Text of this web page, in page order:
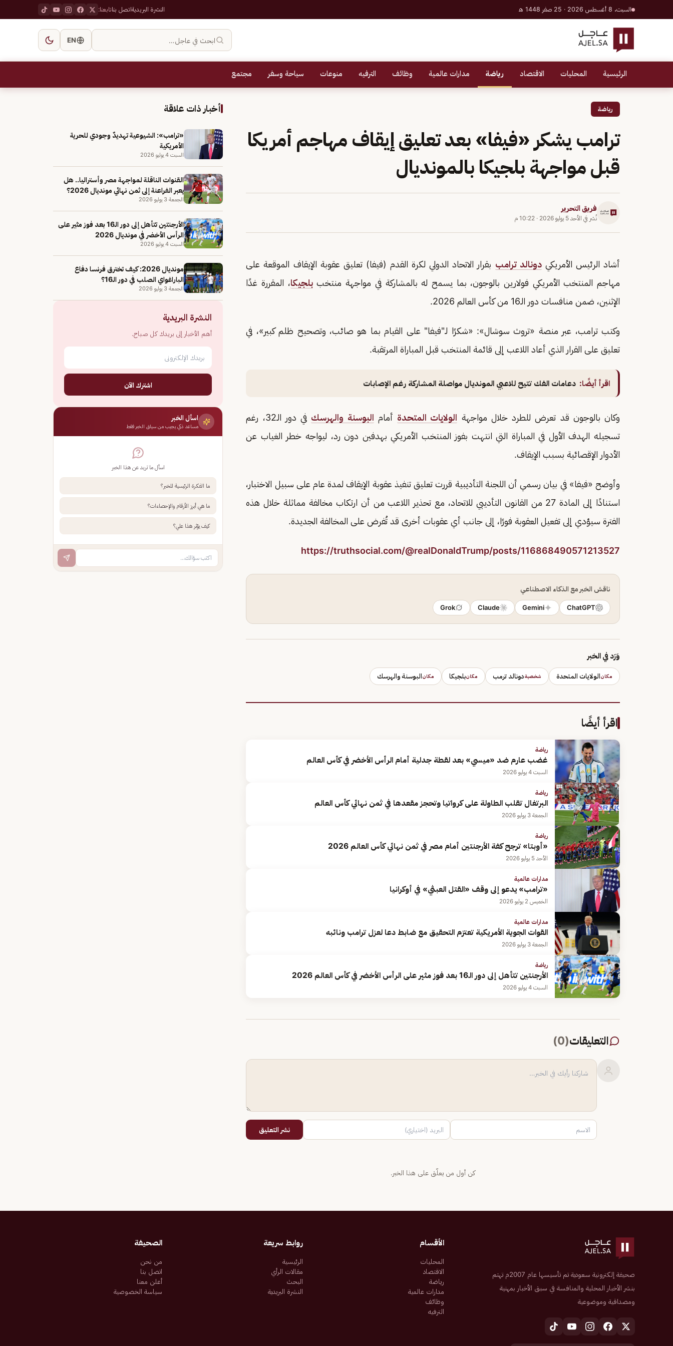
السبت، 8 أغسطس 2026 · 25 صفر 1448 هـ النشرة البريديةاتصل بناتابعنا:
ابحث في عاجل… EN
الرئيسية المحليات الاقتصاد رياضة مدارات عالمية وظائف الترفيه منوعات سياحة وسفر مجتمع
رياضة
ترامب يشكر «فيفا» بعد تعليق إيقاف مهاجم أمريكا
قبل مواجهة بلجيكا بالمونديال
فريق التحرير
نُشر في الأحد 5 يوليو 2026 · 10:22 م
أشاد الرئيس الأمريكيدونالد ترامب بقرار الاتحاد الدولي لكرة القدم (فيفا) تعليق عقوبة الإيقاف الموقعة على
مهاجم المنتخب الأمريكي فولارين بالوجون، بما يسمح له بالمشاركة في مواجهة منتخببلجيكا، المقررة غدًا
الإثنين، ضمن منافسات دور الـ16 من كأس العالم 2026.
وكتب ترامب، عبر منصة «تروث سوشال»: «شكرًا لـ"فيفا" على القيام بما هو صائب، وتصحيح ظلم كبير»، في
تعليق على القرار الذي أعاد اللاعب إلى قائمة المنتخب قبل المباراة المرتقبة.
اقرأ أيضًا: دعامات الفك تتيح للاعبي المونديال مواصلة المشاركة رغم الإصابات
وكان بالوجون قد تعرض للطرد خلال مواجهة الولايات المتحدة أمام البوسنة والهرسك
في دور الـ32، رغم
تسجيله الهدف الأول في المباراة التي انتهت بفوز المنتخب الأمريكي بهدفين دون رد، ليواجه خطر الغياب عن
الأدوار الإقصائية بسبب الإيقاف.
وأوضح «فيفا» في بيان رسمي أن اللجنة التأديبية قررت تعليق تنفيذ عقوبة الإيقاف لمدة عام على سبيل الاختبار،
استنادًا إلى المادة 27 من القانون التأديبي للاتحاد، مع تحذير اللاعب من أن ارتكاب مخالفة مماثلة خلال هذه
الفترة سيؤدي إلى تفعيل العقوبة فورًا، إلى جانب أي عقوبات أخرى قد تُفرض على المخالفة الجديدة.
https://truthsocial.com/@realDonaldTrump/posts/116868490571213527
ناقش الخبر مع الذكاء الاصطناعي
ChatGPT
Gemini
Claude
Grok
وَرَد في الخبر
مكانالولايات المتحدة شخصيةدونالد ترمب مكانبلجيكا مكانالبوسنة والهرسك
اقرأ أيضًا
رياضة
غضب عارم ضد «ميسي» بعد لقطة جدلية أمام الرأس الأخضر في كأس العالم
السبت 4 يوليو 2026
رياضة
البرتغال تقلب الطاولة على كرواتيا وتحجز مقعدها في ثمن نهائي كأس العالم
الجمعة 3 يوليو 2026
رياضة
«أوبتا» ترجح كفة الأرجنتين أمام مصر في ثمن نهائي كأس العالم 2026
الأحد 5 يوليو 2026
مدارات عالمية
«ترامب» يدعو إلى وقف «القتل العبثي» في أوكرانيا
الخميس 2 يوليو 2026
مدارات عالمية
القوات الجوية الأمريكية تعتزم التحقيق مع ضابط دعا لعزل ترامب ونائبه
الجمعة 3 يوليو 2026
رياضة
الأرجنتين تتأهل إلى دور الـ16 بعد فوز مثير على الرأس الأخضر في كأس العالم 2026
السبت 4 يوليو 2026
التعليقات(
0
)
نشر التعليق
كن أول من يعلّق على هذا الخبر.
أخبار ذات علاقة
«ترامب»: الشيوعية تهديدٌ وجودي للحرية
الأمريكية
السبت 4 يوليو 2026
القنوات الناقلة لمواجهة مصر وأستراليا.. هل
يعبر الفراعنة إلى ثمن نهائي مونديال 2026؟
الجمعة 3 يوليو 2026
الأرجنتين تتأهل إلى دور الـ16 بعد فوز مثير على
الرأس الأخضر في مونديال 2026
السبت 4 يوليو 2026
مونديال 2026: كيف تخترق فرنسا دفاع
الباراغواي الصلب في دور الـ16؟
الجمعة 3 يوليو 2026
النشرة البريدية
أهم الأخبار إلى بريدك كل صباح.
اشترك الآن
اسأل الخبر
مساعد ذكي يجيب من سياق الخبر فقط
اسأل ما تريد عن هذا الخبر
ما الفكرة الرئيسية للخبر؟
ما هي أبرز الأرقام والإحصاءات؟
كيف يؤثر هذا علي؟
صحيفة إلكترونية سعودية تم تأسيسها عام 2007م تهتم
بنشر الأخبار المحلية والمنافسة في سبق الأخبار بمهنية
ومصداقية وموضوعية
الأقسام
المحليات
الاقتصاد
رياضة
مدارات عالمية
وظائف
الترفيه
روابط سريعة
الرئيسية
مقالات الرأي
البحث
النشرة البريدية
الصحيفة
من نحن
اتصل بنا
أعلن معنا
سياسة الخصوصية